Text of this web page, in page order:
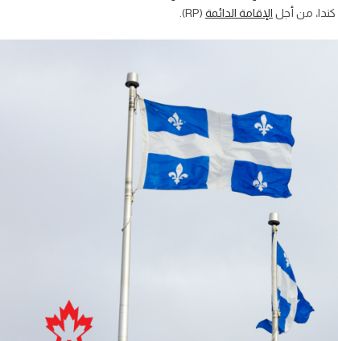
من أجل الإقامة الدائمة (RP).